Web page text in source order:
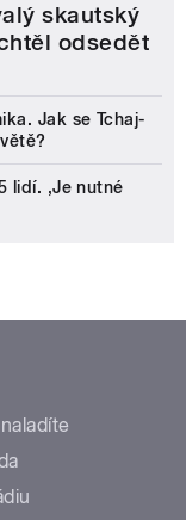
skautský
odsedět
Jak se Tchaj-
lidí. ‚Je nutné